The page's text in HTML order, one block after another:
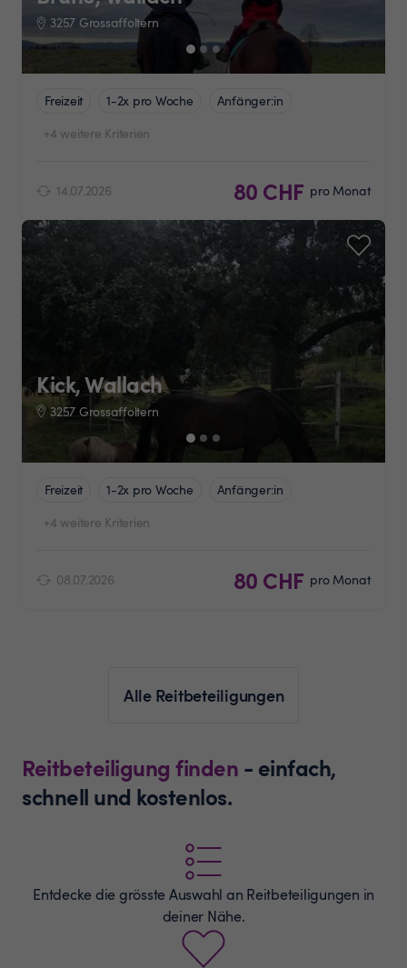
3257 Grossaffoltern
Freizeit 1-2x pro Woche
Anfänger:in
+4 weitere Kriterien
14.07.2026 80 CHF pro Monat
Kick, Wallach
3257 Grossaffoltern
Freizeit 1-2x pro Woche
Anfänger:in
+4 weitere Kriterien
08.07.2026 80 CHF pro Monat
Alle Reitbeteiligungen
Reitbeteiligung finden - einfach,
schnell und kostenlos.
Entdecke die grösste Auswahl an Reitbeteiligungen in
deiner Nähe.